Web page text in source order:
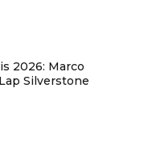
2026: Marco
Silverstone